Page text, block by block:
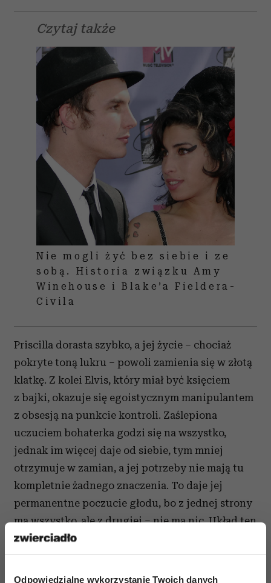
Odpowiedzialne wykorzystanie Twoich danych
Czytaj także
Nie mogli żyć bez siebie i ze
sobą. Historia związku Amy
Winehouse i Blake’a Fieldera-
Civila
Priscilla dorasta szybko, a jej życie – chociaż
pokryte toną lukru – powoli zamienia się w złotą
klatkę. Z kolei Elvis, który miał być księciem
z bajki, okazuje się egoistycznym manipulantem
z obsesją na punkcie kontroli. Zaślepiona
uczuciem bohaterka godzi się na wszystko,
jednak im więcej daje od siebie, tym mniej
otrzymuje w zamian, a jej potrzeby nie mają tu
kompletnie żadnego znaczenia. To daje jej
permanentne poczucie głodu, bo z jednej strony
ma wszystko, ale z drugiej – nie ma nic.Układ ten
od początku opierał się bowiem na pewnym
konkretnym założeniu, w którym chodziło przede